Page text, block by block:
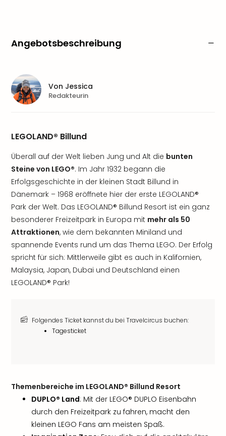
Angebotsbeschreibung
LEGOLAND® Billund
Überall auf der Welt lieben Jung und Alt die bunten
Steine von LEGO®. Im Jahr 1932 begann die
Erfolgsgeschichte in der kleinen Stadt Billund in
Dänemark – 1968 eröffnete hier der erste LEGOLAND®
Park der Welt. Das LEGOLAND® Billund Resort ist ein ganz
besonderer Freizeitpark in Europa mit mehr als 50
Attraktionen, wie dem bekannten Miniland und
spannende Events rund um das Thema LEGO. Der Erfolg
spricht für sich: Mittlerweile gibt es auch in Kalifornien,
Malaysia, Japan, Dubai und Deutschland einen
LEGOLAND® Park!
Folgendes Ticket kannst du bei Travelcircus buchen:
Tagesticket
Themenbereiche im LEGOLAND® Billund Resort
DUPLO® Land: Mit der LEGO® DUPLO Eisenbahn
durch den Freizeitpark zu fahren, macht den
kleinen LEGO Fans am meisten Spaß.
Von Jessica
Redakteurin